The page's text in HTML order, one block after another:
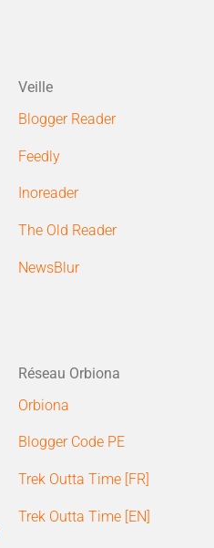
Veille
Blogger Reader
Feedly
Inoreader
The Old Reader
NewsBlur
Réseau Orbiona
Orbiona
Blogger Code PE
Trek Outta Time [FR]
Trek Outta Time [EN]